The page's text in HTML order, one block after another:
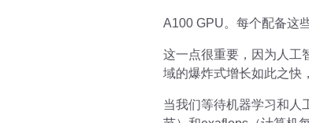
A100 GPU。每个配备这
这一点很重要，因为人工
域的爆炸式增长如此之快
当我们等待机器学习和人